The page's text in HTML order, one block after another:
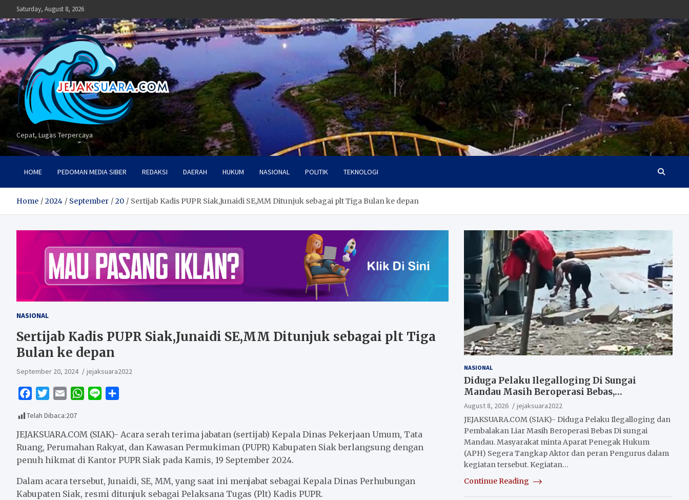
to
content
Saturday, August 8, 2026
Cepat, Lugas Terpercaya
HOME PEDOMAN MEDIA SIBER REDAKSI DAERAH HUKUM NASIONAL POLITIK TEKNOLOGI
Home 2024 September 20 Sertijab Kadis PUPR Siak,Junaidi SE,MM Ditunjuk sebagai plt Tiga Bulan ke depan
NASIONAL
Sertijab Kadis PUPR Siak,Junaidi SE,MM Ditunjuk sebagai plt Tiga
Bulan ke depan
September 20, 2024 jejaksuara2022
c
e
b
o
k
i
t
t
e
a
i
l
W
t
s
A
p
e
r
e
Telah Dibaca:207
JEJAKSUARA.COM (SIAK)- Acara serah terima jabatan (sertijab) Kepala Dinas Pekerjaan Umum, Tata
Ruang, Perumahan Rakyat, dan Kawasan Permukiman (PUPR) Kabupaten Siak berlangsung dengan
penuh hikmat di Kantor PUPR Siak pada Kamis, 19 September 2024.
Dalam acara tersebut, Junaidi, SE, MM, yang saat ini menjabat sebagai Kepala Dinas Perhubungan
Kabupaten Siak, resmi ditunjuk sebagai Pelaksana Tugas (Plt) Kadis PUPR.
NASIONAL
Diduga Pelaku Ilegalloging Di Sungai
Mandau Masih Beroperasi Bebas,
Masyarakat Minta Aparat Penegak Hukum
Segera Tangkap Aktor Dan Pengurus.
August 8, 2026
jejaksuara2022
JEJAKSUARA.COM (SIAK)- Diduga Pelaku Ilegalloging dan
Pembalakan Liar Masih Beroperasi Bebas Di sungai
Mandau. Masyarakat minta Aparat Penegak Hukum
(APH) Segera Tangkap Aktor dan peran Pengurus dalam
kegiatan tersebut. Kegiatan…
Continue Reading